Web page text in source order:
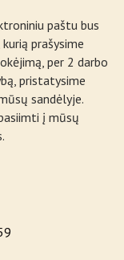
paštu bus
prašysime
per 2 darbo
pristatysime
sandėlyje.
į mūsų